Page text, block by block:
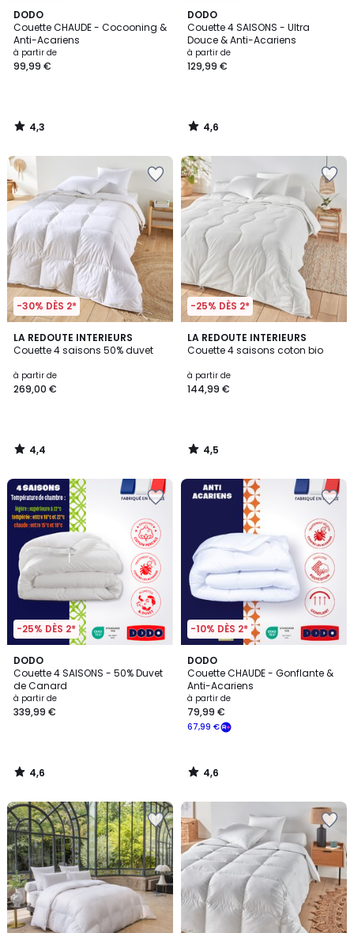
DODO
Couette CHAUDE - Cocooning &
Anti-Acariens
à partir de
99,99 €
4,3
/ 5
4,3
/
DODO
Couette 4 SAISONS - Ultra
Douce & Anti-Acariens
à partir de
129,99 €
4,6
/ 5
4,6
/
-30% DÈS 2*
LA REDOUTE INTERIEURS
Couette 4 saisons 50% duvet
à partir de
269,00 €
4,4
/ 5
4,4
/
-25% DÈS 2*
LA REDOUTE INTERIEURS
Couette 4 saisons coton bio
à partir de
144,99 €
4,5
/ 5
4,5
/
-25% DÈS 2*
DODO
Couette 4 SAISONS - 50% Duvet
de Canard
à partir de
339,99 €
4,6
/ 5
4,6
/
-10% DÈS 2*
DODO
Couette CHAUDE - Gonflante &
Anti-Acariens
à partir de
67,99 €
79,99 €
4,6
/ 5
4,6
/